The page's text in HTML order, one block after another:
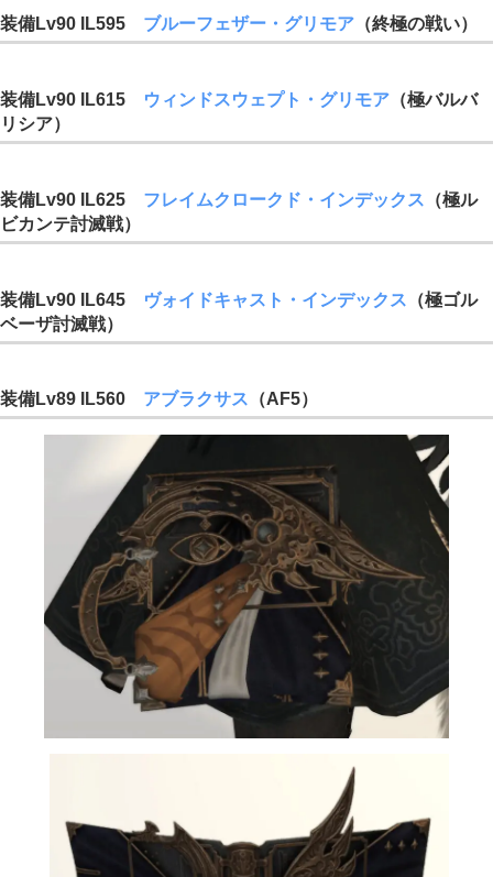
装備Lv90 IL595 ブルーフェザー・グリモア （終極の戦い）
装備Lv90 IL615 ウィンドスウェプト・グリモア （極バルバ
リシア）
装備Lv90 IL625 フレイムクロークド・インデックス （極ル
ビカンテ討滅戦）
装備Lv90 IL645 ヴォイドキャスト・インデックス （極ゴル
ベーザ討滅戦）
装備Lv89 IL560 アブラクサス （AF5）